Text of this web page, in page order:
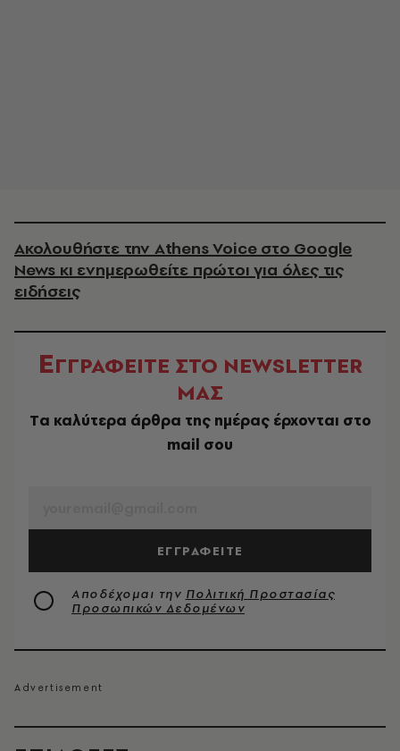
Ακολουθήστε την Athens Voice στο Google
News κι ενημερωθείτε πρώτοι για όλες τις
ειδήσεις
ΕΓΓΡΑΦΕΙΤΕ ΣΤΟ NEWSLETTER
ΜΑΣ
Tα καλύτερα άρθρα της ημέρας έρχονται στο
mail σου
ΕΓΓΡΑΦΕΙΤΕ
Αποδέχομαι την Πολιτική Προστασίας
Προσωπικών Δεδομένων